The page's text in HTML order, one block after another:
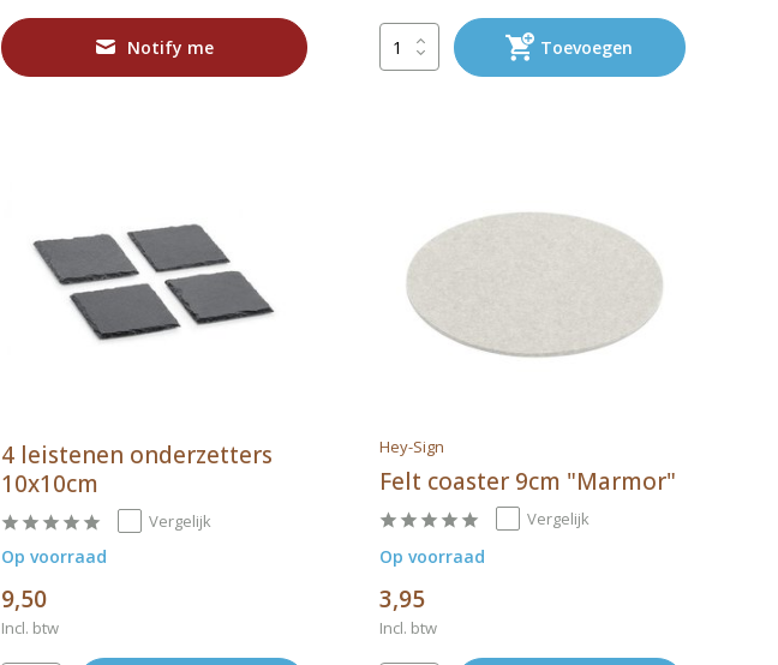
Notify me Toevoegen
4 leistenen onderzetters
10x10cm
Vergelijk
Op voorraad
9,50
Incl. btw
Hey-Sign
Felt coaster 9cm "Marmor"
Vergelijk
Op voorraad
3,95
Incl. btw